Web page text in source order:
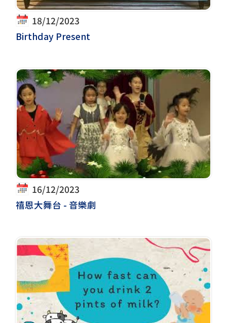
18/12/2023
Birthday Present
16/12/2023
禧恩大舞台 - 音樂劇